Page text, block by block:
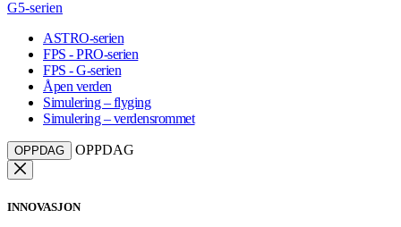
G5-serien
ASTRO-serien
FPS - PRO-serien
FPS - G-serien
Åpen verden
Simulering – flyging
Simulering – verdensrommet
OPPDAG OPPDAG
INNOVASJON